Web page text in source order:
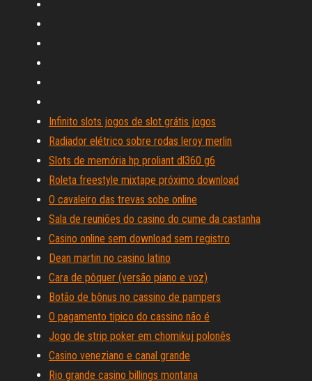
Infinito slots jogos de slot grátis jogos
Radiador elétrico sobre rodas leroy merlin
Slots de memória hp proliant dl360 g6
Roleta freestyle mixtape próximo download
O cavaleiro das trevas sobe online
Sala de reuniões do casino do cume da castanha
Casino online sem download sem registro
Dean martin no casino latino
Cara de pôquer (versão piano e voz)
Botão de bônus no cassino de pampers
O pagamento tipico do cassino não é
Jogo de strip poker em chomikuj polonês
Casino veneziano e canal grande
Rio grande casino billings montana